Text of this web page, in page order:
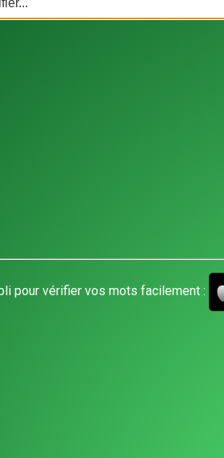
pour vérifier vos mots facilement :